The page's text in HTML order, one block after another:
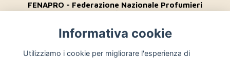
FENAPRO - Federazione Nazionale Profumieri
Corso Venezia, 47/49 - 20121 Milano
Copyright 2026 - Vietata la riproduzione
Informativa cookie
Utilizziamo i cookie per migliorare l'esperienza di